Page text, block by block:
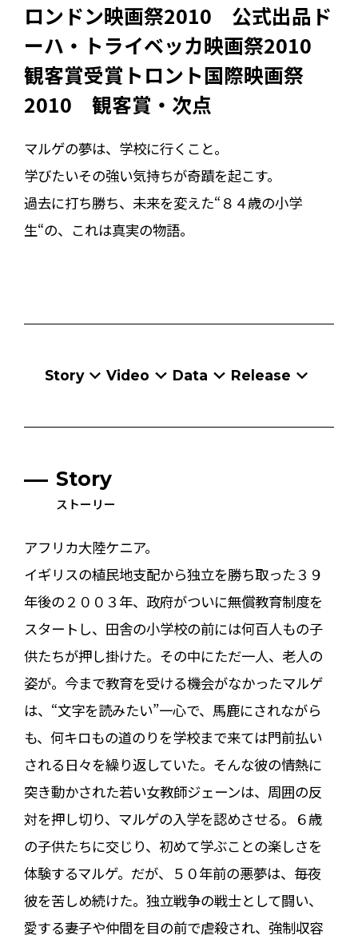
ロンドン映画祭2010 公式出品ド
ーハ・トライベッカ映画祭2010
観客賞受賞トロント国際映画祭
2010 観客賞・次点
マルゲの夢は、学校に行くこと。
学びたい――その強い気持ちが奇蹟を起こす。
過去に打ち勝ち、未来を変えた“８４歳の小学
生“の、これは真実の物語。
Story Video Data Release
Story
ストーリー
アフリカ大陸ケニア。
イギリスの植民地支配から独立を勝ち取った３９
年後の２００３年、政府がついに無償教育制度を
スタートし、田舎の小学校の前には何百人もの子
供たちが押し掛けた。その中にただ一人、老人の
姿が。今まで教育を受ける機会がなかったマルゲ
は、“文字を読みたい”一心で、馬鹿にされながら
も、何キロもの道のりを学校まで来ては門前払い
される日々を繰り返していた。そんな彼の情熱に
突き動かされた若い女教師ジェーンは、周囲の反
対を押し切り、マルゲの入学を認めさせる。６歳
の子供たちに交じり、初めて学ぶことの楽しさを
体験するマルゲ。だが、５０年前の悪夢は、毎夜
彼を苦しめ続けた。独立戦争の戦士として闘い、
愛する妻子や仲間を目の前で虐殺され、強制収容